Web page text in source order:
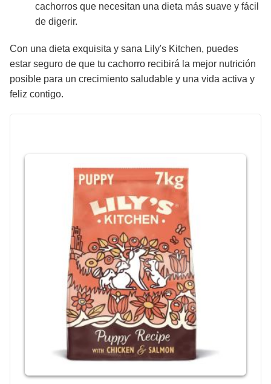
cachorros que necesitan una dieta más suave y fácil
de digerir.
Con una dieta exquisita y sana Lily's Kitchen, puedes
estar seguro de que tu cachorro recibirá la mejor nutrición
posible para un crecimiento saludable y una vida activa y
feliz contigo.